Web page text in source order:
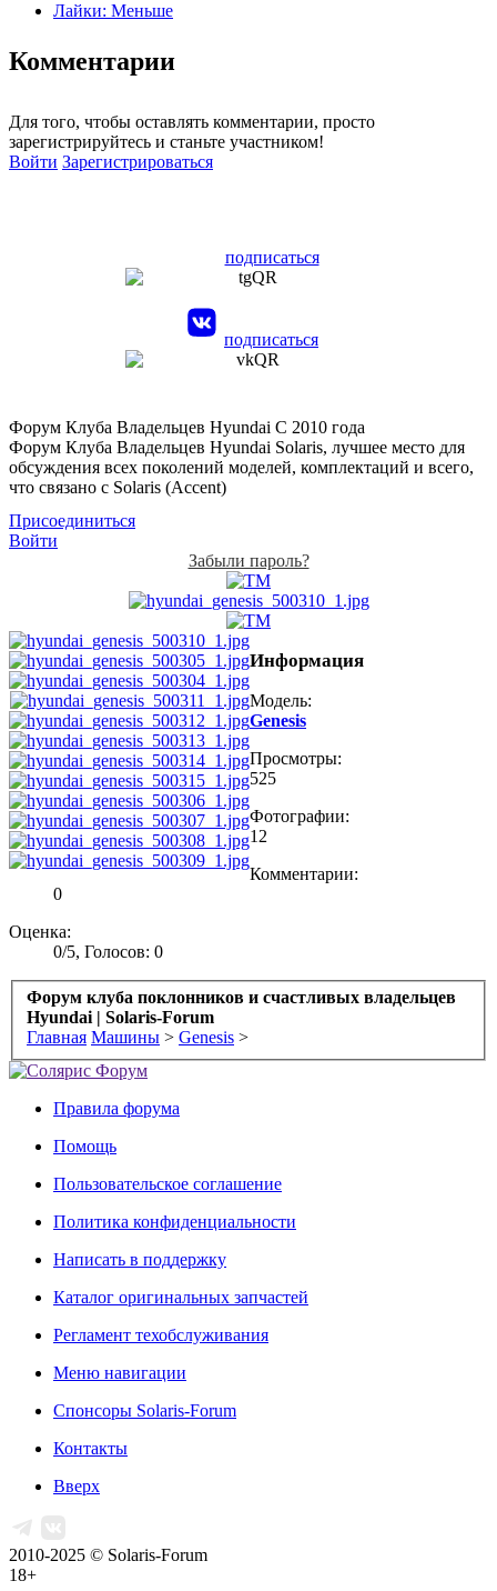
Лайки: Меньше
Комментарии
Для того, чтобы оставлять комментарии, просто
зарегистрируйтесь и станьте участником!
Войти Зарегистрироваться
подписаться
подписаться
Форум Клуба Владельцев Hyundai С 2010 года
Форум Клуба Владельцев Hyundai Solaris, лучшее место для
обсуждения всех поколений моделей, комплектаций и всего,
что связано с Solaris (Accent)
Присоединиться
Войти
Забыли пароль?
Информация
Модель:
Genesis
Просмотры:
525
Фотографии:
12
Комментарии:
0
Оценка:
0/5, Голосов: 0
Форум клуба поклонников и счастливых владельцев
Hyundai | Solaris-Forum
Главная Машины > Genesis >
Правила форума
Помощь
Пользовательское соглашение
Политика конфиденциальности
Написать в поддержку
Каталог оригинальных запчастей
Регламент техобслуживания
Меню навигации
Спонсоры Solaris-Forum
Контакты
Вверх
2010-2025 © Solaris-Forum
18+